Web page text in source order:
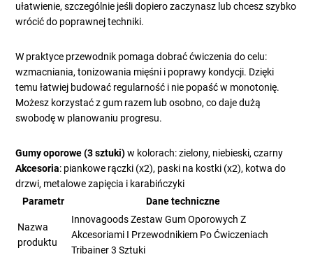
ułatwienie, szczególnie jeśli dopiero zaczynasz lub chcesz szybko
wrócić do poprawnej techniki.
W praktyce przewodnik pomaga dobrać ćwiczenia do celu:
wzmacniania, tonizowania mięśni i poprawy kondycji. Dzięki
temu łatwiej budować regularność i nie popaść w monotonię.
Możesz korzystać z gum razem lub osobno, co daje dużą
swobodę w planowaniu progresu.
Gumy oporowe (3 sztuki)w kolorach: zielony, niebieski, czarny
Akcesoria: piankowe rączki (x2), paski na kostki (x2), kotwa do
drzwi, metalowe zapięcia i karabińczyki
Parametr
Dane techniczne
Nazwa
produktu
Innovagoods Zestaw Gum Oporowych Z
Akcesoriami I Przewodnikiem Po Ćwiczeniach
Tribainer 3 Sztuki